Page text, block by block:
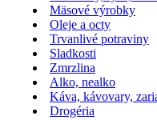
Mäsové výrobky
Oleje a octy
Trvanlivé potraviny
Sladkosti
Zmrzlina
Alko, nealko
Káva, kávovary,
Drogéria